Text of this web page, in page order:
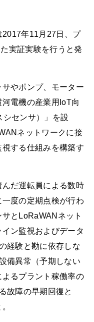
年11月27日、プ
実証実験を行うと発
やポンプ、モーター
電機の産業用IoT向
センサ）」を設
ネットワークに接
する仕組みを構築す
だ運転員による数時
度の定期点検が行わ
とLoRaWANネット
ン監視およびデータ
経験と勘に依存しな
備異常（予期しない
るプラント稼働率の
故障の早期回復と